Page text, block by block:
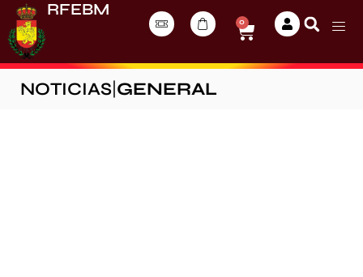
RFEBM
0
NOTICIAS GENERAL